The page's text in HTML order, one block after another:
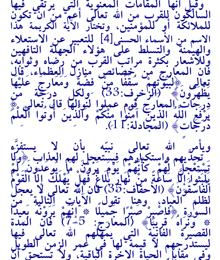
وقيل انها المقامات المعنوية التي يرتقي فيها
السالكون للقرب من الله تعالى أعم من ان تكون
للملائكة أو للمؤمنين، وتختار الآية الكريمة هذا
الاسم من الأسماء الحسنى
للتعبير عن الاستعلاء
والهيمنة والتسلط على هؤلاء الجهلة التافهين
وللاشعار بكثرة مراتب القرب من رضاه وثوابه،
فان المعارج من خصائص منازل العظماء، قال
تعالى {لِبُيُوتِهِمْ سُقُفًا مِنْ فِضَّةٍ وَمَعَارِجَ عَلَيْهَا
يَظْهَرُونَ} (الزخرف:33) ولكل درجة من
درجات المعارج قوم عملوا لنوالها قال تعالى {
يَرْفَعِ اللَّهُ الَّذِينَ آمَنُوا مِنْكُمْ وَالَّذِينَ أُوتُوا الْعِلْمَ
دَرَجَاتٍ} (المجادلة:11).
ويأمر الله تعالى نبيّه بأن لا يستفزَّه
تحدّيهم واستكبارهم فيستعجل لهم العذاب {وَلَا
تَسْتَعْجِلْ لَهُمْ كَأَنَّهُمْ يَوْمَ يَرَوْنَ مَا يُوعَدُونَ لَمْ
يَلْبَثُوا إِلَّا سَاعَةً مِنْ نَهَارٍ بَلَاغٌ فَهَلْ يُهْلَكُ إِلَّا الْقَوْمُ
الْفَاسِقُونَ} (الأحقاف:35) فان الله تعالى لا يعجل
لظلم العباد، وهنا تقول الآيات التالية من
السورة {فَاصْبِرْ صَبْرًا جَمِيلًا * إِنَّهُمْ يَرَوْنَهُ بَعِيدًا
* وَنَرَاهُ قَرِيبًا
} (المعارج: 5-7) فان المدة
القصيرة الفانية التي يمهلهم الله تعالى فيها
ليستدرجهم لا قيمة لها في عمر الزمن الطويل